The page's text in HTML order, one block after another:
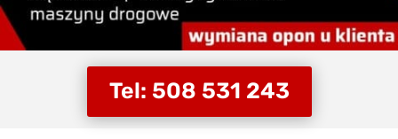
Tel: 508 531 243